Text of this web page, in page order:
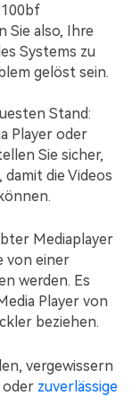
Sie also, Ihre
Systems zu
gelöst sein.
Stand:
Player oder
Sie sicher,
die Videos
Mediaplayer
von einer
werden. Es
Player von
beziehen.
vergewissern
oder zuverlässige